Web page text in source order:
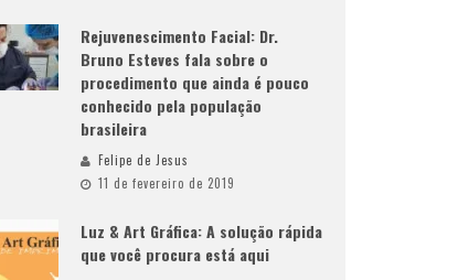
Rejuvenescimento Facial: Dr.
Bruno Esteves fala sobre o
procedimento que ainda é pouco
conhecido pela população
brasileira
Felipe de Jesus
11 de fevereiro de 2019
Luz & Art Gráfica: A solução rápida
que você procura está aqui